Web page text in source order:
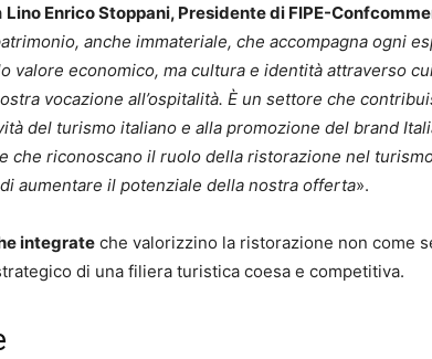
Lino Enrico Stoppani, Presidente di FIPE-
anche immateriale, che accompagna ogni
valore economico, ma cultura e identità attraverso
vocazione all’ospitalità. È un settore che
del turismo italiano e alla promozione del brand
che riconoscano il ruolo della ristorazione nel
aumentare il potenziale della nostra offerta».
integrate che valorizzino la ristorazione non come
di una filiera turistica coesa e competitiva.